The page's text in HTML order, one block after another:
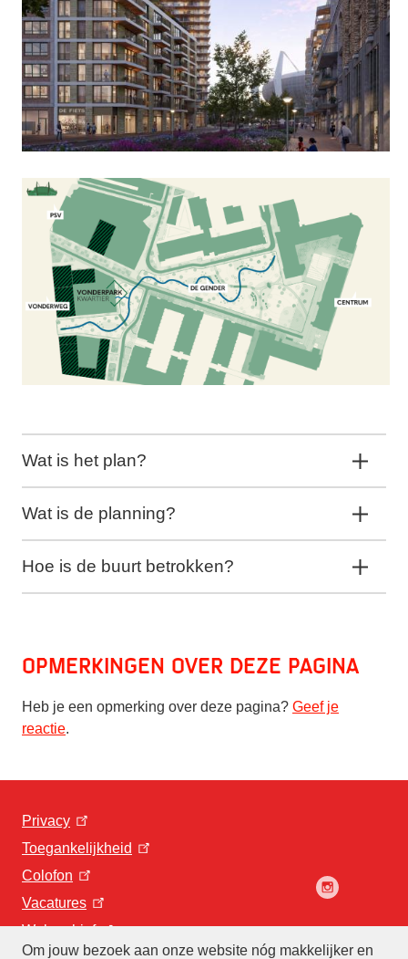
Om jouw bezoek aan onze website nóg makkelijker en
Wat is het plan?
Wat is de planning?
Hoe is de buurt betrokken?
Opmerkingen over deze pagina
Heb je een opmerking over deze pagina? Geef je
reactie.
Privacy
Toegankelijkheid
Colofon
Vacatures
Webarchief